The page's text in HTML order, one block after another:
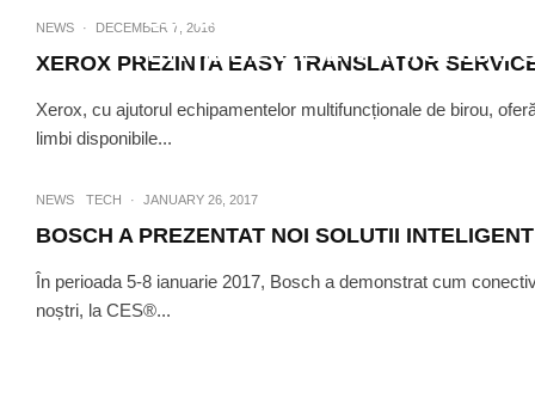
UN CONSTRUCTOR DE
TERMENE DE LIVRARE MAI
NEWS · DECEMBER 7, 2016
XEROX PREZINTA EASY TRANSLATOR
Xerox, cu ajutorul echipamentelor multifuncționale de birou,
limbi disponibile...
NEWS TECH · JANUARY 26, 2017
BOSCH A PREZENTAT NOI SOLUTII
În perioada 5-8 ianuarie 2017, Bosch a demonstrat cum
noștri, la CES®...